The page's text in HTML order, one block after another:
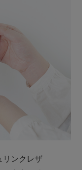
リンクレザ